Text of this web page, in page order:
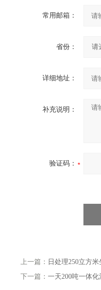
常用邮箱：
省份：
详细地址：
补充说明：
验证码：
上一篇： 日处理250立方
下一篇： 一天200吨一体